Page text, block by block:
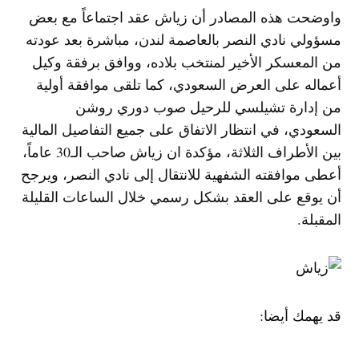
واوضحت هذه المصادر أن زياش عقد اجتماعاً مع بعض
مسؤولي نادي النصر بالعاصمة لندن، مباشرة بعد عودته
من المعسكر الأخير لمنتخب بلاده، ووافق برفقة وكيل
أعماله على العرض السعودي، كما تلقى موافقة أولية
من إدارة تشيلسي للرحيل صوب دوري روشن
السعودي، في انتظار الاتفاق على جميع التفاصيل المالية
بين الأطراف الثلاثة، مؤكدة ان زياش صاحب الـ30 عاماً،
أعطى موافقته الشفهية للانتقال إلى نادي النصر، ويرجح
أن يوقع على العقد بشكل رسمي خلال الساعات القليلة
المقبلة.
قد يهمك أيضا: